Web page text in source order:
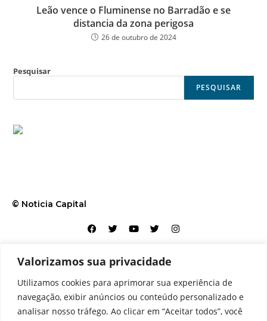
Valorizamos sua privacidade
Utilizamos cookies para aprimorar sua experiência de
navegação, exibir anúncios ou conteúdo personalizado e
analisar nosso tráfego. Ao clicar em “Aceitar todos”, você
Leão vence o Fluminense no Barradão e se
distancia da zona perigosa
26 de outubro de 2024
Pesquisar
PESQUISAR
© Noticia Capital
Contato Home Aviso legal Configurações de cookies
Equipe Perfil Política de cookies Serviços